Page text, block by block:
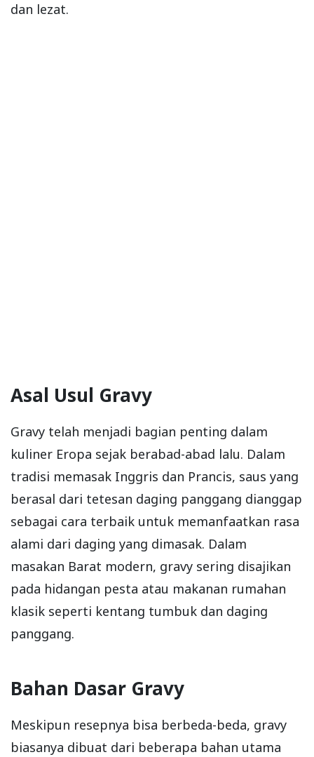
dan lezat.
Asal Usul Gravy
Gravy telah menjadi bagian penting dalam
kuliner Eropa sejak berabad-abad lalu. Dalam
tradisi memasak Inggris dan Prancis, saus yang
berasal dari tetesan daging panggang dianggap
sebagai cara terbaik untuk memanfaatkan rasa
alami dari daging yang dimasak. Dalam
masakan Barat modern, gravy sering disajikan
pada hidangan pesta atau makanan rumahan
klasik seperti kentang tumbuk dan daging
panggang.
Bahan Dasar Gravy
Meskipun resepnya bisa berbeda-beda, gravy
biasanya dibuat dari beberapa bahan utama